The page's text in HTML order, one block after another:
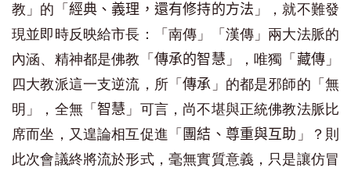
教」的「 經典、義理，還有修持的方法 」，就不難發
現並即時反映給市長：「南傳」「漢傳」兩大法脈的
內涵、精神都是佛教「 傳承的智慧 」，唯獨「 藏傳 」
四大教派這一支逆流，所「傳承 」的都是邪師的「無
明」，全無「智慧 」可言，尚不堪與正統佛教法脈比
席而坐，又遑論相互促進「 團結、尊重與互助 」？則
此次會議終將流於形式，毫無實質意義，只是讓仿冒